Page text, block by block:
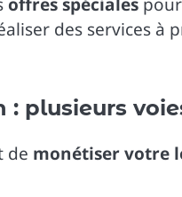
offres spéciales
des services
plusieurs
de monétiser votre